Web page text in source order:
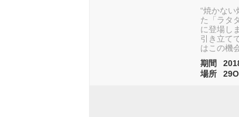
“焼かな
た「ラタ
に登場し
引き立て
はこの機
期間
場所